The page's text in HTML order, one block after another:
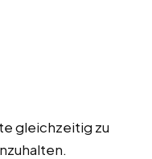
gleichzeitig zu